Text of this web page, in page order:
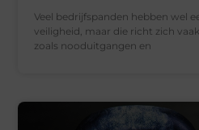
Veel bedrijfspanden hebben wel
veiligheid, maar die richt zich
zoals nooduitgangen en